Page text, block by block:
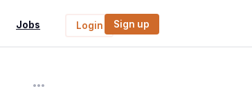
Jobs Login Sign up